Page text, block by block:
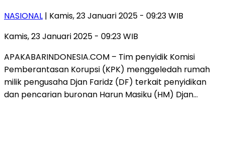
NASIONAL | Kamis, 23 Januari 2025 - 09:23 WIB
Kamis, 23 Januari 2025 - 09:23 WIB
APAKABARINDONESIA.COM – Tim penyidik Komisi
Pemberantasan Korupsi (KPK) menggeledah rumah
milik pengusaha Djan Faridz (DF) terkait penyidikan
dan pencarian buronan Harun Masiku (HM) Djan…